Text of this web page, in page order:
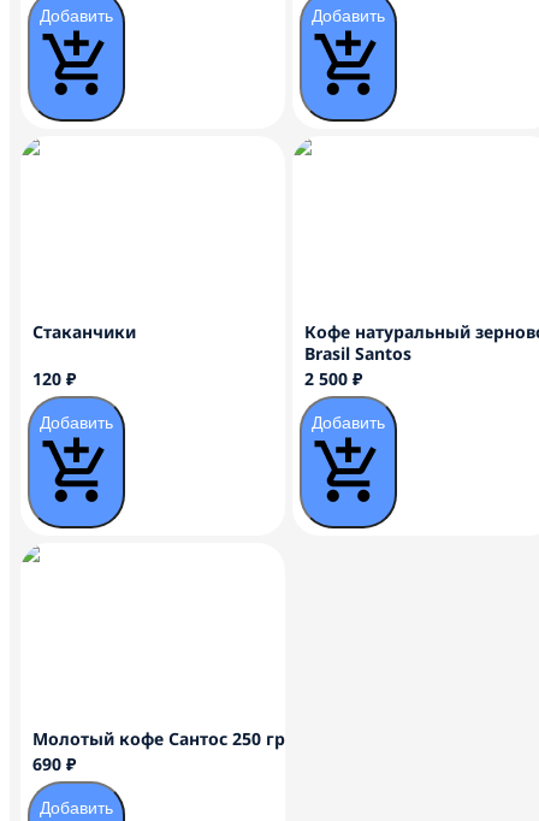
Добавить Добавить
Стаканчики
120 ₽
Добавить
Кофе натуральный
Brasil Santos
2 500 ₽
Добавить
Молотый кофе Сантос 250 гр
690 ₽
Добавить